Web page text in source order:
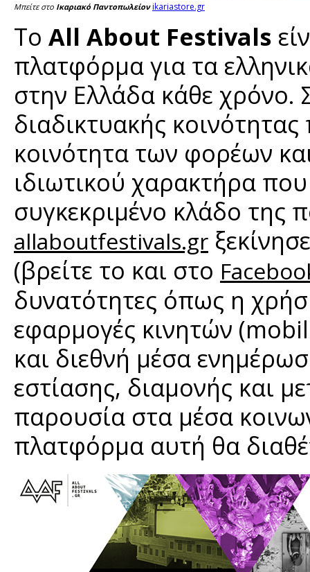
Μπείτε στο Ικαριακό Παντοπωλείον ikariastore.gr
To All About Festivals
πλατφόρμα για τα
στην Ελλάδα κάθε χρόνο.
διαδικτυακής
κοινότητα των φορέων
ιδιωτικού χαρακτήρα
συγκεκριμένο κλάδο της
allaboutfestivals.gr
(βρείτε το και στο
δυνατότητες όπως η
εφαρμογές κινητών
και διεθνή μέσα
εστίασης, διαμονής και
παρουσία στα μέσα
πλατφόρμα αυτή θα